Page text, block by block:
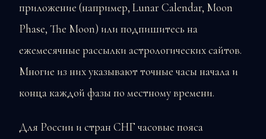
приложение (например, Lunar Calendar, Moon
Phase, The Moon) или подпишитесь на
ежемесячные рассылки астрологических сайтов.
Многие из них указывают точные часы начала и
конца каждой фазы по местному времени.
Для России и стран СНГ часовые пояса